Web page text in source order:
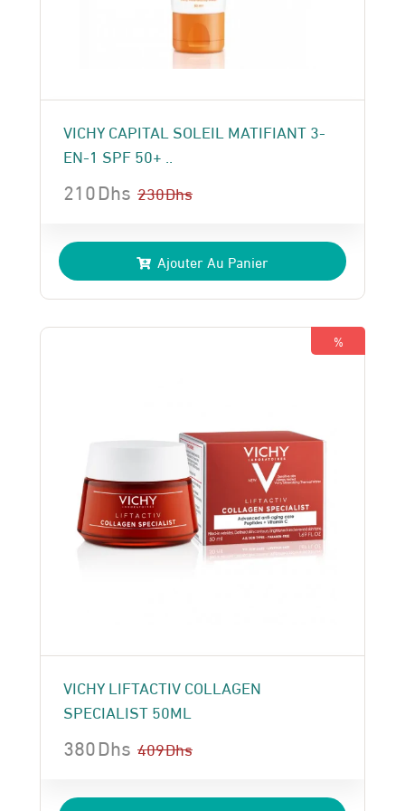
VICHY CAPITAL SOLEIL MATIFIANT 3-
EN-1 SPF 50+ ..
230Dhs
prix
initial
était :
230 Dhs.
210Dhs
prix
actuel
est :
210 Dhs.
Ajouter Au Panier
%
VICHY LIFTACTIV COLLAGEN
SPECIALIST 50ML
409Dhs
prix
380Dhs
prix